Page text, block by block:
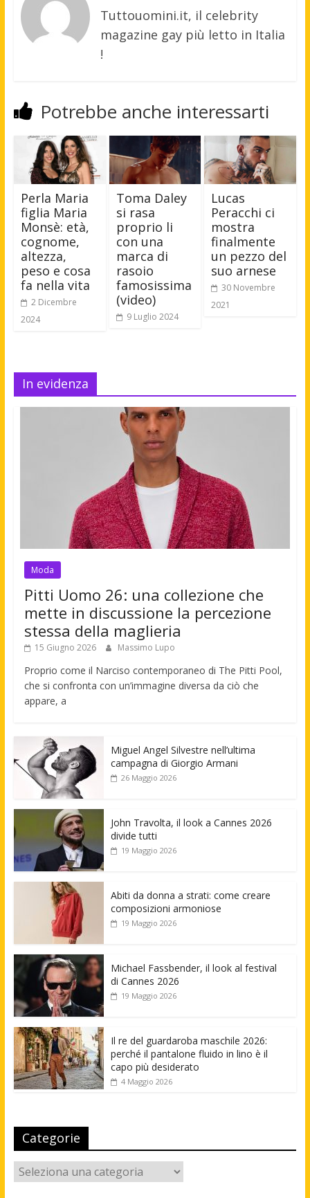
Tuttouomini.it, il celebrity
magazine gay più letto in Italia
!
Potrebbe anche interessarti
Perla Maria
figlia Maria
Monsè: età,
cognome,
altezza,
peso e cosa
fa nella vita
2 Dicembre
2024
Toma Daley
si rasa
proprio li
con una
marca di
rasoio
famosissima
(video)
9 Luglio 2024
Lucas
Peracchi ci
mostra
finalmente
un pezzo del
suo arnese
30 Novembre
2021
In evidenza
Moda
Pitti Uomo 26: una collezione che
mette in discussione la percezione
stessa della maglieria
15 Giugno 2026 Massimo Lupo
Proprio come il Narciso contemporaneo di The Pitti Pool,
che si confronta con un’immagine diversa da ciò che
appare, a
Miguel Angel Silvestre nell’ultima
campagna di Giorgio Armani
26 Maggio 2026
John Travolta, il look a Cannes 2026
divide tutti
19 Maggio 2026
Abiti da donna a strati: come creare
composizioni armoniose
19 Maggio 2026
Michael Fassbender, il look al festival
di Cannes 2026
19 Maggio 2026
Il re del guardaroba maschile 2026:
perché il pantalone fluido in lino è il
capo più desiderato
4 Maggio 2026
Categorie
Categorie